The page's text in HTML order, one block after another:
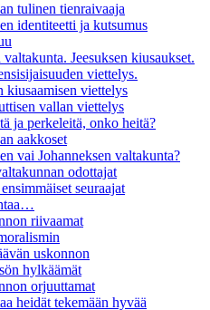
tulinen tienraivaaja
identiteetti ja kutsumus
Jeesuksen kiusaukset.
viettelys.
kiusaamisen viettelys
vallan viettelys
ja perkeleitä, onko heitä?
aakkoset
vai Johanneksen valtakunta?
odottajat
seuraajat
riivaamat
uskonnon
hylkäämät
orjuuttamat
heidät tekemään hyvää